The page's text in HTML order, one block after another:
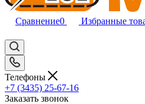
Сравнение0 Избранные
Телефоны
+7 (3435) 25-67-16
Заказать звонок